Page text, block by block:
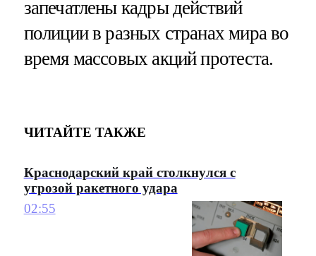
запечатлены кадры действий
полиции в разных странах мира во
время массовых акций протеста.
ЧИТАЙТЕ ТАКЖЕ
Краснодарский край столкнулся с
угрозой ракетного удара
02:55